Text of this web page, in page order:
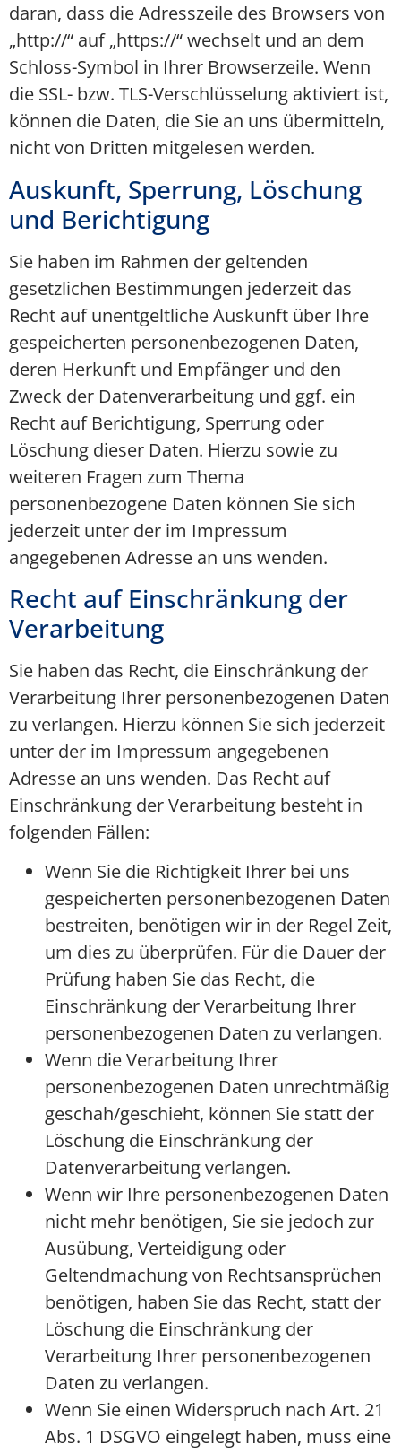
daran, dass die Adresszeile des Browsers von
„http://“ auf „https://“ wechselt und an dem
Schloss-Symbol in Ihrer Browserzeile. Wenn
die SSL- bzw. TLS-Verschlüsselung aktiviert ist,
können die Daten, die Sie an uns übermitteln,
nicht von Dritten mitgelesen werden.
Auskunft, Sperrung, Löschung
und Berichtigung
Sie haben im Rahmen der geltenden
gesetzlichen Bestimmungen jederzeit das
Recht auf unentgeltliche Auskunft über Ihre
gespeicherten personenbezogenen Daten,
deren Herkunft und Empfänger und den
Zweck der Datenverarbeitung und ggf. ein
Recht auf Berichtigung, Sperrung oder
Löschung dieser Daten. Hierzu sowie zu
weiteren Fragen zum Thema
personenbezogene Daten können Sie sich
jederzeit unter der im Impressum
angegebenen Adresse an uns wenden.
Recht auf Einschränkung der
Verarbeitung
Sie haben das Recht, die Einschränkung der
Verarbeitung Ihrer personenbezogenen Daten
zu verlangen. Hierzu können Sie sich jederzeit
unter der im Impressum angegebenen
Adresse an uns wenden. Das Recht auf
Einschränkung der Verarbeitung besteht in
folgenden Fällen:
Wenn Sie die Richtigkeit Ihrer bei uns
gespeicherten personenbezogenen Daten
bestreiten, benötigen wir in der Regel Zeit,
um dies zu überprüfen. Für die Dauer der
Prüfung haben Sie das Recht, die
Einschränkung der Verarbeitung Ihrer
personenbezogenen Daten zu verlangen.
Wenn die Verarbeitung Ihrer
personenbezogenen Daten unrechtmäßig
geschah/geschieht, können Sie statt der
Löschung die Einschränkung der
Datenverarbeitung verlangen.
Wenn wir Ihre personenbezogenen Daten
nicht mehr benötigen, Sie sie jedoch zur
Ausübung, Verteidigung oder
Geltendmachung von Rechtsansprüchen
benötigen, haben Sie das Recht, statt der
Löschung die Einschränkung der
Verarbeitung Ihrer personenbezogenen
Daten zu verlangen.
Wenn Sie einen Widerspruch nach Art. 21
Abs. 1 DSGVO eingelegt haben, muss eine